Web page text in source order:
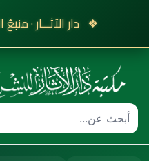
❖ دار الآثـــار ·